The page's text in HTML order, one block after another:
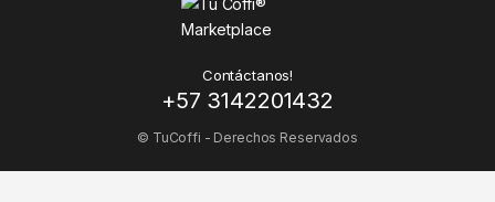
Contáctanos!
+57 3142201432